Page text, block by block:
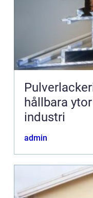
hållbara
industri
admin